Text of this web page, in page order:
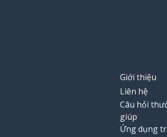
Giới thiệu
Liên hệ
Câu hỏi
giúp
Ứng dụng